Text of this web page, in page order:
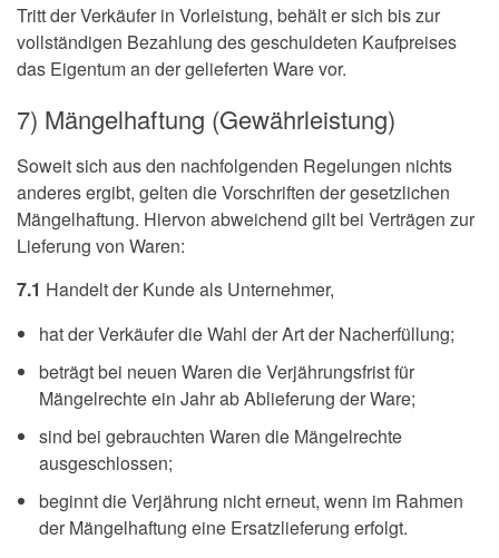
Tritt der Verkäufer in Vorleistung, behält er sich bis zur
vollständigen Bezahlung des geschuldeten Kaufpreises
das Eigentum an der gelieferten Ware vor.
7) Mängelhaftung (Gewährleistung)
Soweit sich aus den nachfolgenden Regelungen nichts
anderes ergibt, gelten die Vorschriften der gesetzlichen
Mängelhaftung. Hiervon abweichend gilt bei Verträgen zur
Lieferung von Waren:
7.1 Handelt der Kunde als Unternehmer,
hat der Verkäufer die Wahl der Art der Nacherfüllung;
beträgt bei neuen Waren die Verjährungsfrist für
Mängelrechte ein Jahr ab Ablieferung der Ware;
sind bei gebrauchten Waren die Mängelrechte
ausgeschlossen;
beginnt die Verjährung nicht erneut, wenn im Rahmen
der Mängelhaftung eine Ersatzlieferung erfolgt.